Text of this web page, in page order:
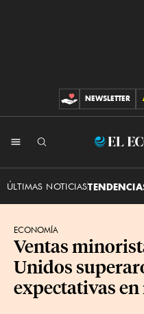
CONTRIBUCIONES
NEWSLETTER
ÚLTIMAS NOTICIAS
ECONOMÍA
Ventas
Unidos
expectativas en